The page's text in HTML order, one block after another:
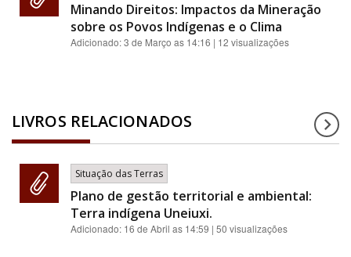
Minando Direitos: Impactos da Mineração
sobre os Povos Indígenas e o Clima
Adicionado:3 de Março as 14:16 | 12 visualizações
LIVROS RELACIONADOS
Situação das Terras
Plano de gestão territorial e ambiental:
Terra indígena Uneiuxi.
Adicionado: 16 de Abril as 14:59 | 50 visualizações